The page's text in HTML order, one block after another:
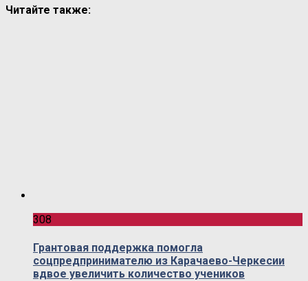
Читайте также:
308
Грантовая поддержка помогла
соцпредпринимателю из Карачаево-Черкесии
вдвое увеличить количество учеников